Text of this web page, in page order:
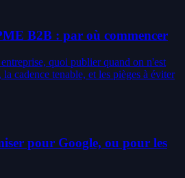
B2B : par où commencer
quoi publier quand on n'est
cadence tenable, et les pièges à éviter
pour Google, ou pour les